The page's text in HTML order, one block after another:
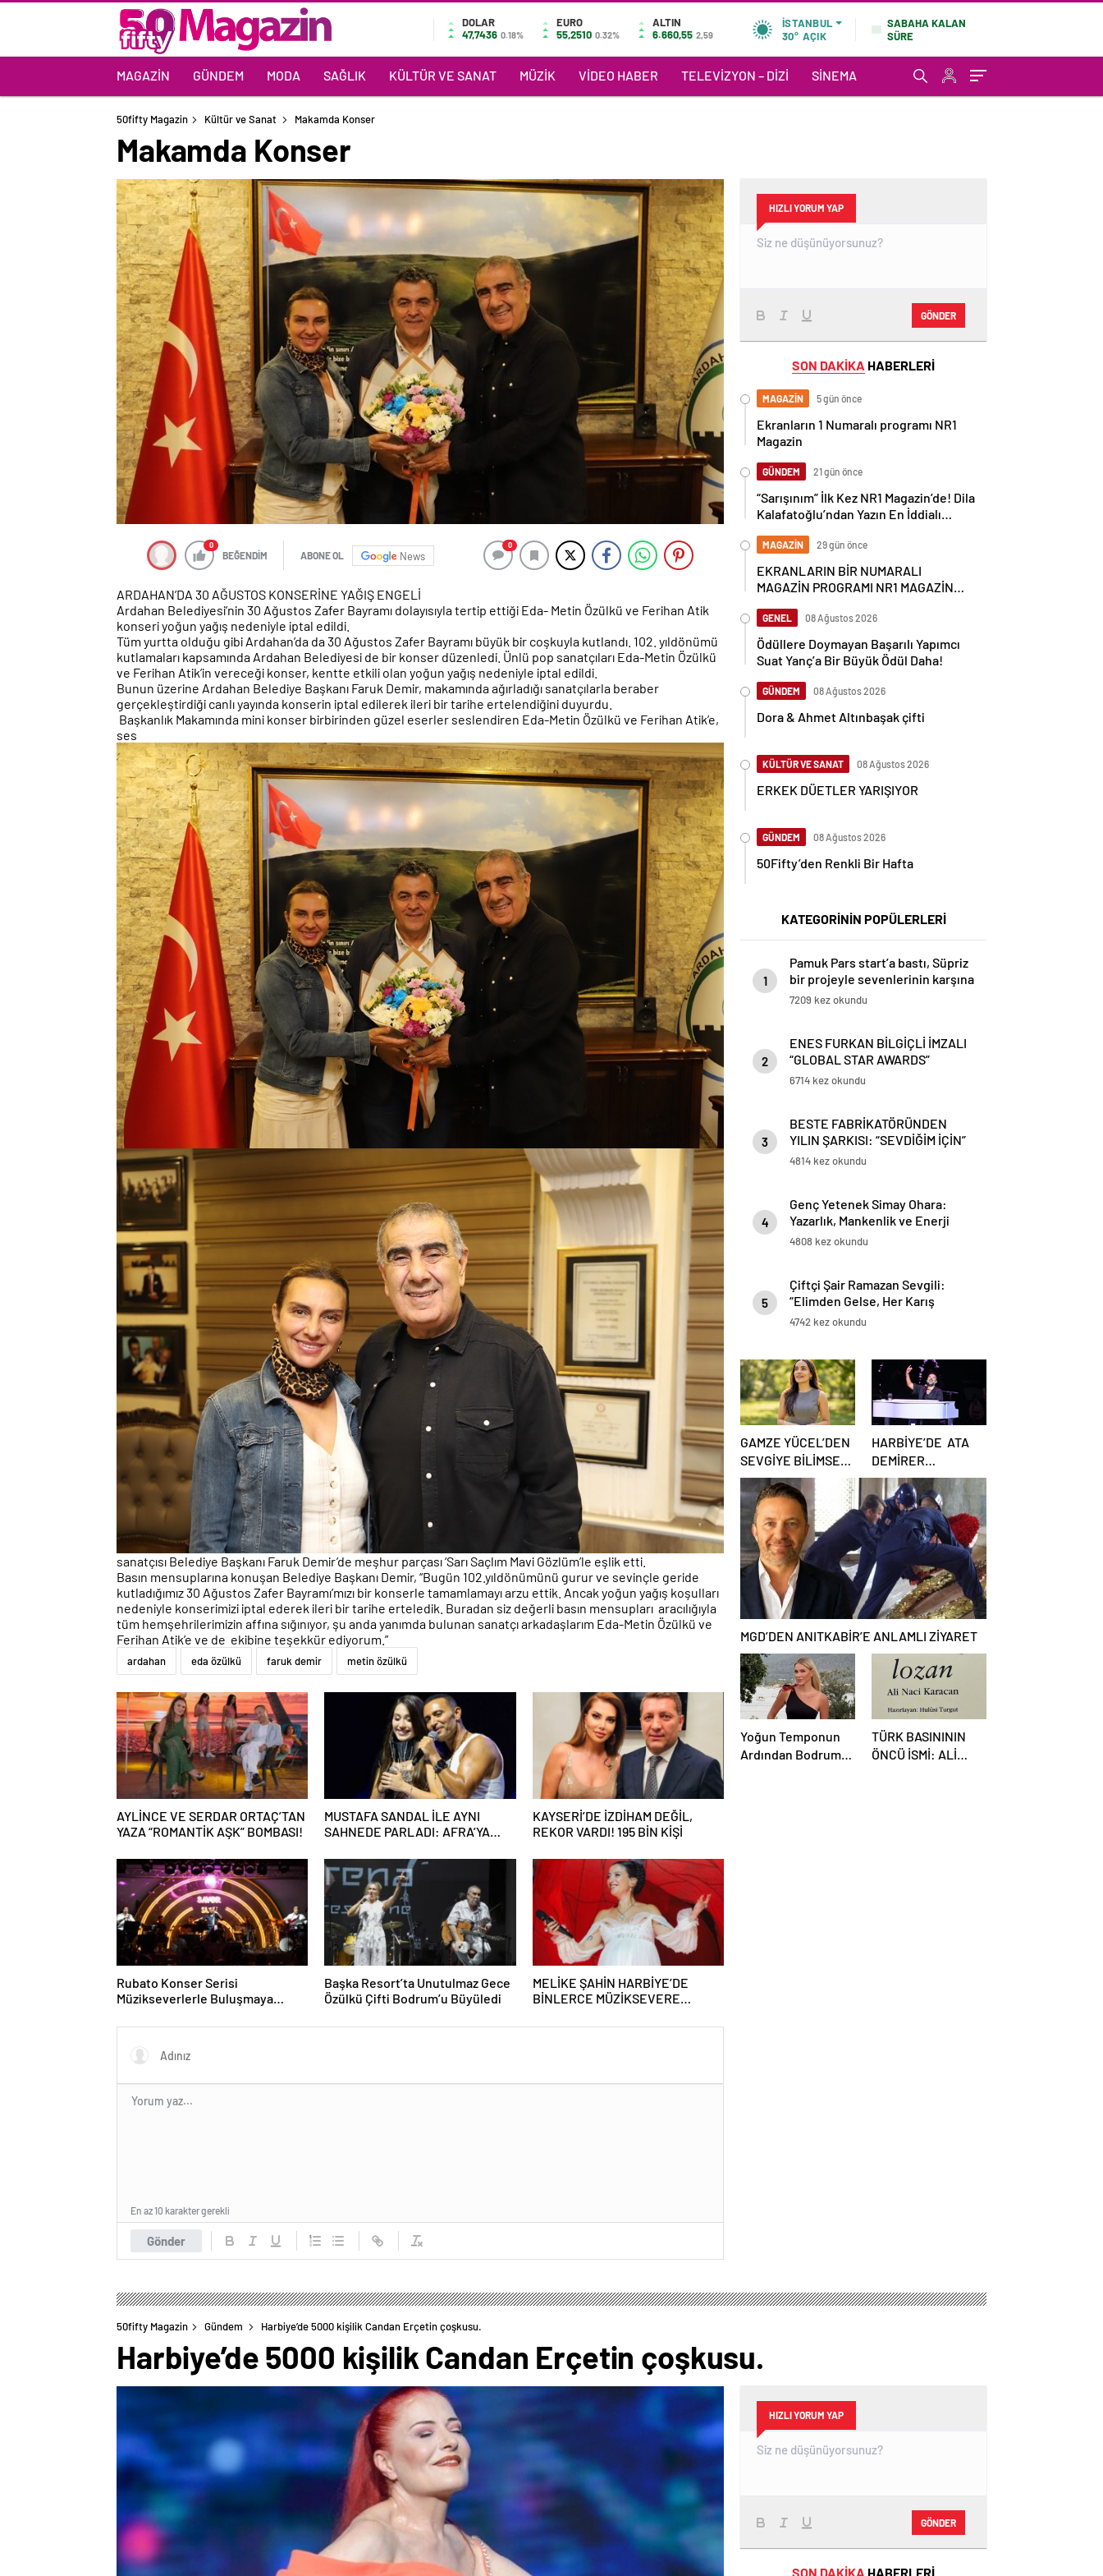
DOLAR
47,7436 0.18%
EURO
55,2510 0.32%
ALTIN
6.660,55 2,59
İSTANBUL
30° AÇIK
SABAHA KALAN
SÜRE
MAGAZIN GÜNDEM MODA SAĞLIK KÜLTÜR VE SANAT MÜZIK VIDEO HABER TELEVIZYON – DIZI SINEMA
50fifty Magazin Kültür ve Sanat Makamda Konser
Makamda Konser
0
BEĞENDİM ABONE OL News
0
ARDAHAN’DA 30 AĞUSTOS KONSERİNE YAĞIŞ ENGELİ
Ardahan Belediyesi’nin 30 Ağustos Zafer Bayramı dolayısıyla tertip ettiği Eda- Metin Özülkü ve Ferihan Atik
konseri yoğun yağış nedeniyle iptal edildi.
Tüm yurtta olduğu gibi Ardahan’da da 30 Ağustos Zafer Bayramı büyük bir coşkuyla kutlandı. 102. yıldönümü
kutlamaları kapsamında Ardahan Belediyesi de bir konser düzenledi. Ünlü pop sanatçıları Eda-Metin Özülkü
ve Ferihan Atik’in vereceği konser, kentte etkili olan yoğun yağış nedeniyle iptal edildi.
Bunun üzerine Ardahan Belediye Başkanı Faruk Demir, makamında ağırladığı sanatçılarla beraber
gerçekleştirdiği canlı yayında konserin iptal edilerek ileri bir tarihe ertelendiğini duyurdu.
Başkanlık Makamında mini konser birbirinden güzel eserler seslendiren Eda-Metin Özülkü ve Ferihan Atik’e,
ses
sanatçısı Belediye Başkanı Faruk Demir’de meşhur parçası ‘Sarı Saçlım Mavi Gözlüm’le eşlik etti.
Basın mensuplarına konuşan Belediye Başkanı Demir, “Bugün 102.yıldönümünü gurur ve sevinçle geride
kutladığımız 30 Ağustos Zafer Bayramı’mızı bir konserle tamamlamayı arzu ettik. Ancak yoğun yağış koşulları
nedeniyle konserimizi iptal ederek ileri bir tarihe erteledik. Buradan siz değerli basın mensupları aracılığıyla
tüm hemşehrilerimizin affına sığınıyor, şu anda yanımda bulunan sanatçı arkadaşlarım Eda-Metin Özülkü ve
Ferihan Atik’e ve de ekibine teşekkür ediyorum.”
ardahan eda özülkü faruk demir metin özülkü
AYLİNCE VE SERDAR ORTAÇ’TAN
YAZA “ROMANTİK AŞK” BOMBASI!
MUSTAFA SANDAL İLE AYNI
SAHNEDE PARLADI: AFRA’YA
KAYSERİ’DE İZDİHAM DEĞİL,
REKOR VARDI! 195 BİN KİŞİ
Rubato Konser Serisi
Müzikseverlerle Buluşmaya
Başka Resort’ta Unutulmaz Gece
Özülkü Çifti Bodrum’u Büyüledi
MELİKE ŞAHİN HARBİYE’DE
BİNLERCE MÜZİKSEVERE
Gönder
En az 10 karakter gerekli
HIZLI YORUM YAP
GÖNDER
SON DAKİKA HABERLERİ
MAGAZİN 5 gün önce
Ekranların 1 Numaralı programı NR1
Magazin
GÜNDEM 21 gün önce
“Sarışınım” İlk Kez NR1 Magazin’de! Dila
Kalafatoğlu’ndan Yazın En İddialı
MAGAZİN 29 gün önce
EKRANLARIN BİR NUMARALI
MAGAZİN PROGRAMI NR1 MAGAZİN
GENEL 08 Ağustos 2026
Ödüllere Doymayan Başarılı Yapımcı
Suat Yanç’a Bir Büyük Ödül Daha!
GÜNDEM 08 Ağustos 2026
Dora & Ahmet Altınbaşak çifti
KÜLTÜR VE SANAT 08 Ağustos 2026
ERKEK DÜETLER YARIŞIYOR
GÜNDEM 08 Ağustos 2026
50Fifty’den Renkli Bir Hafta
KATEGORİNİN POPÜLERLERİ
1
Pamuk Pars start’a bastı, Süpriz
bir projeyle sevenlerinin karşına
cıkmaya hazırlanıyor
7209 kez okundu
2
ENES FURKAN BİLGİÇLİ İMZALI
“GLOBAL STAR AWARDS”
GÖRKEMLİ TÖRENLE
6714 kez okundu
3
BESTE FABRİKATÖRÜNDEN
YILIN ŞARKISI: “SEVDİĞİM İÇİN”
4814 kez okundu
4
Genç Yetenek Simay Ohara:
Yazarlık, Mankenlik ve Enerji
Terapisinde Yeni Ufuklar Açıyor
4808 kez okundu
5
Çiftçi Şair Ramazan Sevgili:
“Elimden Gelse, Her Karış
Toprağa Buğday Eker Gibi Kitap
4742 kez okundu
GAMZE YÜCEL’DEN
SEVGİYE BİLİMSEL
BAKIŞ
HARBİYE’DE ATA
DEMİRER
GAZİNOSU VE
BİNLERCE
KAHKAHA
MGD’DEN ANITKABİR’E ANLAMLI ZİYARET
Yoğun Temponun
Ardından Bodrum
TÜRK BASINININ
ÖNCÜ İSMİ: ALİ
50fifty Magazin Gündem Harbiye’de 5000 kişilik Candan Erçetin çoşkusu.
Harbiye’de 5000 kişilik Candan Erçetin çoşkusu.
HIZLI YORUM YAP
GÖNDER
SON DAKİKA HABERLERİ